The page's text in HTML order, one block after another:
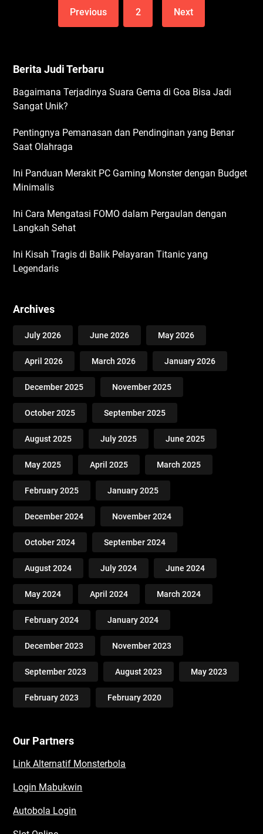
Previous 2 Next
Berita Judi Terbaru
Bagaimana Terjadinya Suara Gema di Goa Bisa Jadi
Sangat Unik?
Pentingnya Pemanasan dan Pendinginan yang Benar
Saat Olahraga
Ini Panduan Merakit PC Gaming Monster dengan Budget
Minimalis
Ini Cara Mengatasi FOMO dalam Pergaulan dengan
Langkah Sehat
Ini Kisah Tragis di Balik Pelayaran Titanic yang
Legendaris
Archives
July 2026 June 2026 May 2026
April 2026 March 2026 January 2026
December 2025 November 2025
October 2025 September 2025
August 2025 July 2025 June 2025
May 2025 April 2025 March 2025
February 2025 January 2025
December 2024 November 2024
October 2024 September 2024
August 2024 July 2024 June 2024
May 2024 April 2024 March 2024
February 2024 January 2024
December 2023 November 2023
September 2023 August 2023 May 2023
February 2023 February 2020
Our Partners
Link Alternatif Monsterbola
Login Mabukwin
Autobola Login